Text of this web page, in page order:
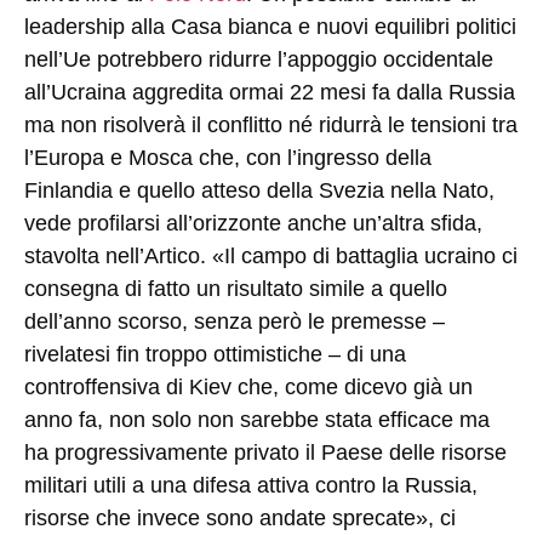
leadership alla Casa bianca e nuovi equilibri politici
nell’Ue potrebbero ridurre l’appoggio occidentale
all’Ucraina aggredita ormai 22 mesi fa dalla Russia
ma non risolverà il conflitto né ridurrà le tensioni tra
l’Europa e Mosca che, con l’ingresso della
Finlandia e quello atteso della Svezia nella Nato,
vede profilarsi all’orizzonte anche un’altra sfida,
stavolta nell’Artico. «Il campo di battaglia ucraino ci
consegna di fatto un risultato simile a quello
dell’anno scorso, senza però le premesse –
rivelatesi fin troppo ottimistiche – di una
controffensiva di Kiev che, come dicevo già un
anno fa, non solo non sarebbe stata efficace ma
ha progressivamente privato il Paese delle risorse
militari utili a una difesa attiva contro la Russia,
risorse che invece sono andate sprecate», ci